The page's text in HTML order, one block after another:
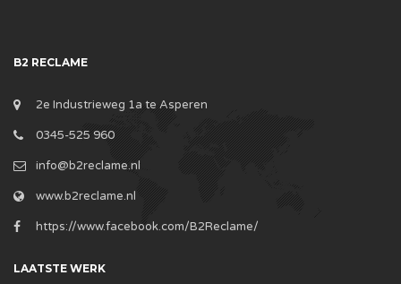
B2 RECLAME
2e Industrieweg 1a te Asperen
0345-525 960
info@b2reclame.nl
www.b2reclame.nl
https://www.facebook.com/B2Reclame/
LAATSTE WERK